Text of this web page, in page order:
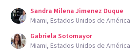
Sandra Milena Jimenez Duque
Miami, Estados Unidos de América
Gabriela Sotomayor
Miami, Estados Unidos de América